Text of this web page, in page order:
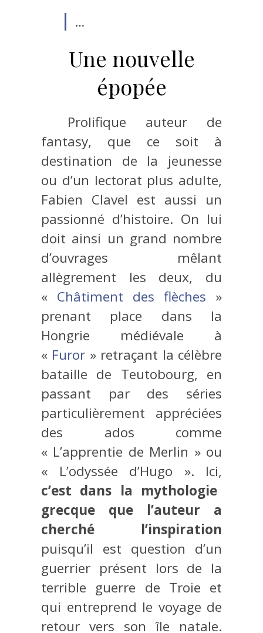
…
Une nouvelle
épopée
Prolifique auteur de
fantasy, que ce soit à
destination de la jeunesse
ou d’un lectorat plus adulte,
Fabien Clavel est aussi un
passionné d’histoire. On lui
doit ainsi un grand nombre
d’ouvrages mêlant
allègrement les deux, du
« Châtiment des flèches »
prenant place dans la
Hongrie médiévale à
« Furor » retraçant la célèbre
bataille de Teutobourg, en
passant par des séries
particulièrement appréciées
des ados comme
« L’apprentie de Merlin » ou
« L’odyssée d’Hugo ». Ici,
c’est dans la mythologie
grecque que l’auteur a
cherché l’inspiration
puisqu’il est question d’un
guerrier présent lors de la
terrible guerre de Troie et
qui entreprend le voyage de
retour vers son île natale.